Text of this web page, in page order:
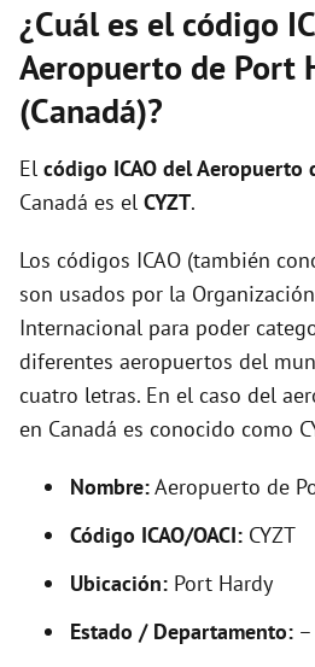
¿Cuál es el código
Aeropuerto de Port
(Canadá)?
El código ICAO delAeropuerto
Canadá es el CYZT.
Los códigos ICAO (también
son usados por la
Internacional para poder
diferentes aeropuertos del
cuatro letras. En el caso del
en Canadá es conocido como
Nombre:Aeropuerto de
Código ICAO/OACI: CYZT
Ubicación: Port Hardy
Estado / Departamento: –